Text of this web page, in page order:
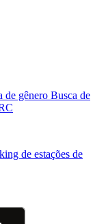
de gênero Busca de
de estações de